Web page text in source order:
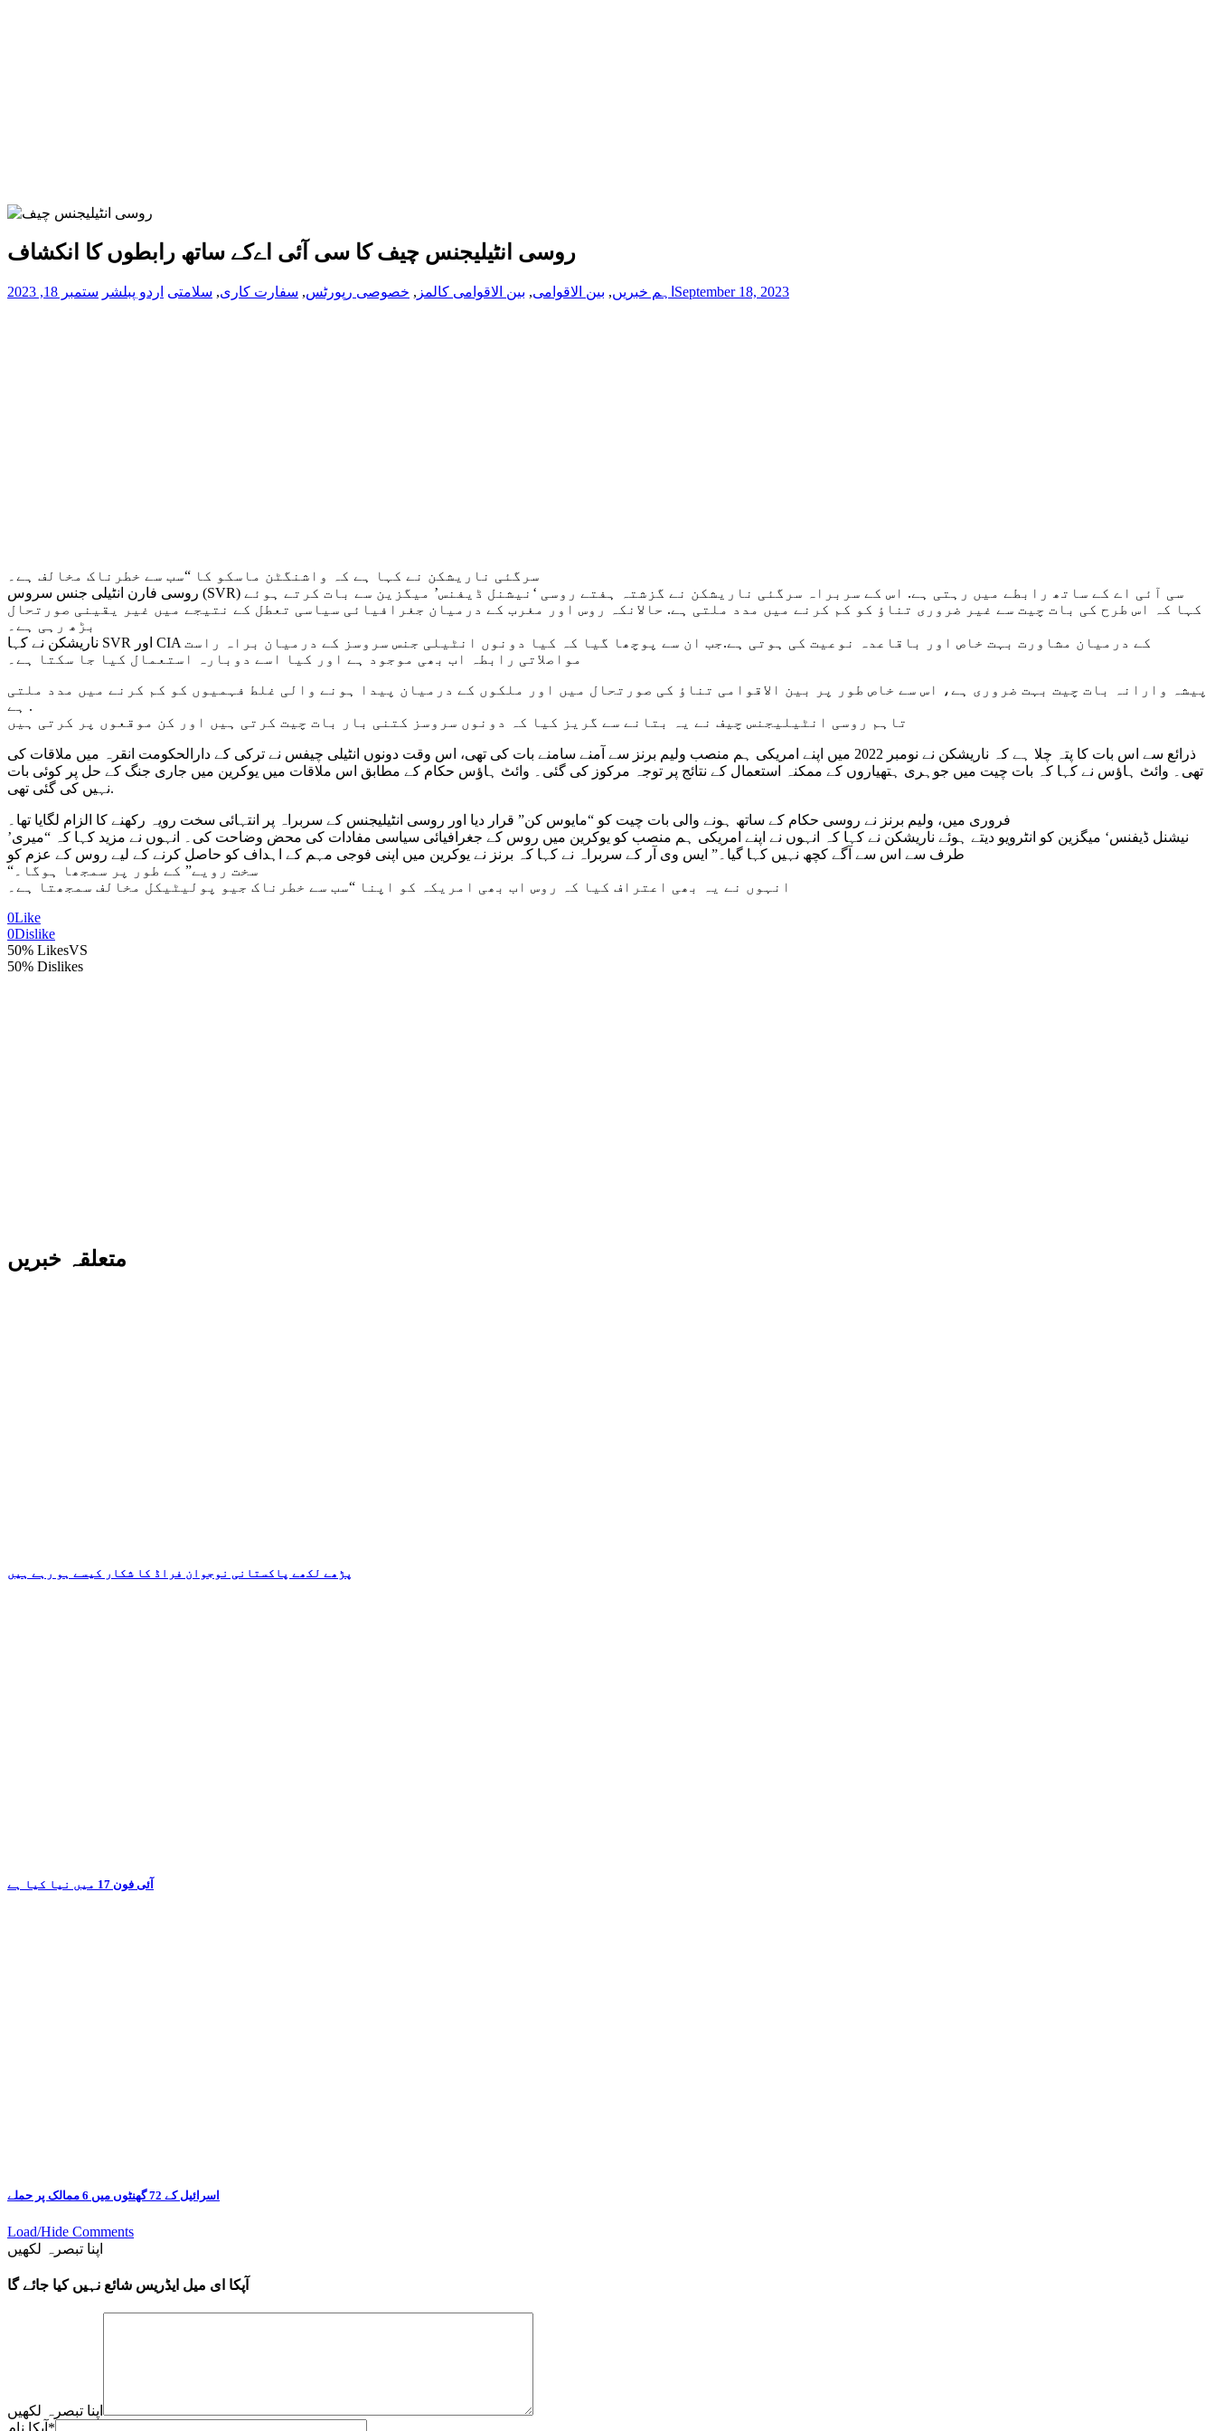
روسی انٹیلیجنس چیف کا سی آئی اےکے ساتھ رابطوں کا انکشاف
اہم خبریں, بین الاقوامی, بین الاقوامی کالمز , خصوصی رپورٹس, سفارت کاری, سلامتی اردو پبلشر ستمبر 18, 2023 September 18, 2023
سرگئی ناریشکن نے کہا ہے کہ واشنگٹن ماسکو کا “سب سے خطرناک مخالف ہے۔
روسی فارن انٹیلی جنس سروس (SVR) سی آئی اے کے ساتھ رابطے میں رہتی ہے. اس کے سربراہ سرگئی ناریشکن نے گزشتہ ہفتے روسی ‘نیشنل ڈیفنس’ میگزین سے بات کرتے ہوئے
کہا کہ اس طرح کی بات چیت سے غیر ضروری تناؤ کو کم کرنے میں مدد ملتی ہے. حالانکہ روس اور مغرب کے درمیان جغرافیائی سیاسی تعطل کے نتیجے میں غیر یقینی صورتحال
بڑھ رہی ہے۔
ناریشکن نے کہا SVR اور CIA کے درمیان مشاورت بہت خاص اور باقاعدہ نوعیت کی ہوتی ہے.جب ان سے پوچھا گیا کہ کیا دونوں انٹیلی جنس سروسز کے درمیان براہ راست
مواصلاتی رابطہ اب بھی موجود ہے اور کیا اسے دوبارہ استعمال کیا جا سکتا ہے۔
پیشہ وارانہ بات چیت بہت ضروری ہے، اس سے خاص طور پر بین الاقوامی تناؤ کی صورتحال میں اور ملکوں کے درمیان پیدا ہونے والی غلط فہمیوں کو کم کرنے میں مدد ملتی
ہے .
تاہم روسی انٹیلیجنس چیف نے یہ بتانے سے گریز کیا کہ دونوں سروسز کتنی بار بات چیت کرتی ہیں اور کن موقعوں پر کرتی ہیں
ذرائع سے اس بات کا پتہ چلا ہے کہ ناریشکن نے نومبر 2022 میں اپنے امریکی ہم منصب ولیم برنز سے آمنے سامنے بات کی تھی، اس وقت دونوں انٹیلی چیفس نے ترکی کے دارالحکومت انقرہ میں ملاقات کی
تھی۔ وائٹ ہاؤس نے کہا کہ بات چیت میں جوہری ہتھیاروں کے ممکنہ استعمال کے نتائج پر توجہ مرکوز کی گئی۔ وائٹ ہاؤس حکام کے مطابق اس ملاقات میں یوکرین میں جاری جنگ کے حل پر کوئی بات
نہیں کی گئی تھی.
فروری میں، ولیم برنز نے روسی حکام کے ساتھ ہونے والی بات چیت کو “مایوس کن” قرار دیا اور روسی انٹیلیجنس کے سربراہ پر انتہائی سخت رویہ رکھنے کا الزام لگایا تھا۔
’نیشنل ڈیفنس‘ میگزین کو انٹرویو دیتے ہوئے ناریشکن نے کہا کہ انہوں نے اپنے امریکی ہم منصب کو یوکرین میں روس کے جغرافیائی سیاسی مفادات کی محض وضاحت کی۔ انہوں نے مزید کہا کہ “میری
طرف سے اس سے آگے کچھ نہیں کہا گیا۔” ایس وی آر کے سربراہ نے کہا کہ برنز نے یوکرین میں اپنی فوجی مہم کے اہداف کو حاصل کرنے کے لیے روس کے عزم کو
“سخت رویے” کے طور پر سمجھا ہوگا۔
انہوں نے یہ بھی اعتراف کیا کہ روس اب بھی امریکہ کو اپنا “سب سے خطرناک جیو پولیٹیکل مخالف سمجھتا ہے۔
0Like
0Dislike
50% LikesVS
50% Dislikes
متعلقہ خبریں
پڑھے لکھے پاکستانی نوجوان فراڈ کا شکار کیسے ہو رہے ہیں
آئی فون 17 میں نیا کیا ہے
اسرائیل کے 72 گھنٹوں میں 6 ممالک پر حملے
Load/Hide Comments
اپنا تبصرہ لکھیں
آپکا ای میل ایڈریس شائع نہیں کیا جائے گا
اپنا تبصرہ لکھیں